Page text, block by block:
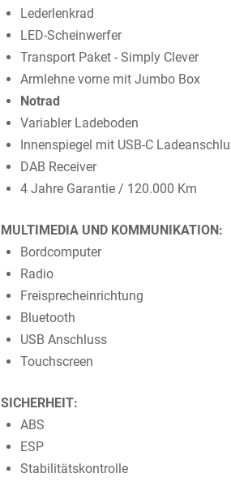
Lederlenkrad
LED-Scheinwerfer
Transport Paket - Simply Clever
Armlehne vorne mit Jumbo Box
Notrad
Variabler Ladeboden
Innenspiegel mit USB-C
DAB Receiver
4 Jahre Garantie / 120.000 Km
MULTIMEDIA UND KOMMUNIKATION:
Bordcomputer
Radio
Freisprecheinrichtung
Bluetooth
USB Anschluss
Touchscreen
SICHERHEIT:
ABS
ESP
Stabilitätskontrolle